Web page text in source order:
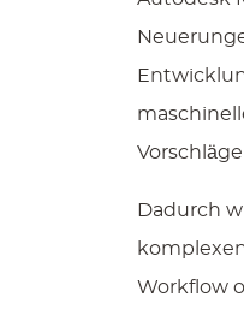
Dadurch
Workflow